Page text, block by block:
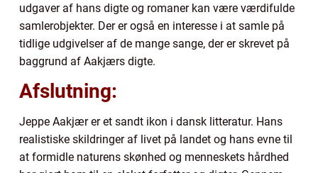
udgaver af hans digte og romaner kan være værdifulde
samlerobjekter. Der er også en interesse i at samle på
tidlige udgivelser af de mange sange, der er skrevet på
baggrund af Aakjærs digte.
Afslutning:
Jeppe Aakjær er et sandt ikon i dansk litteratur. Hans
realistiske skildringer af livet på landet og hans evne til
at formidle naturens skønhed og menneskets hårdhed